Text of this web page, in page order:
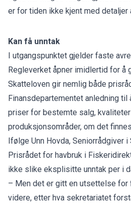
er for tiden ikke kjent med detaljer
Kan få unntak
I utgangspunktet gjelder faste
Regleverket åpner imidlertid for å
Skatteloven gir nemlig både
Finansdepartementet anledning til
priser for bestemte salg,
produksjonsområder, om det
Ifølge Unn Hovda, Seniorrådgiver
Prisrådet for havbruk i
ikke slike eksplisitte unntak per i
– Men det er gitt en utsettelse
videre, etter hva sekretariatet